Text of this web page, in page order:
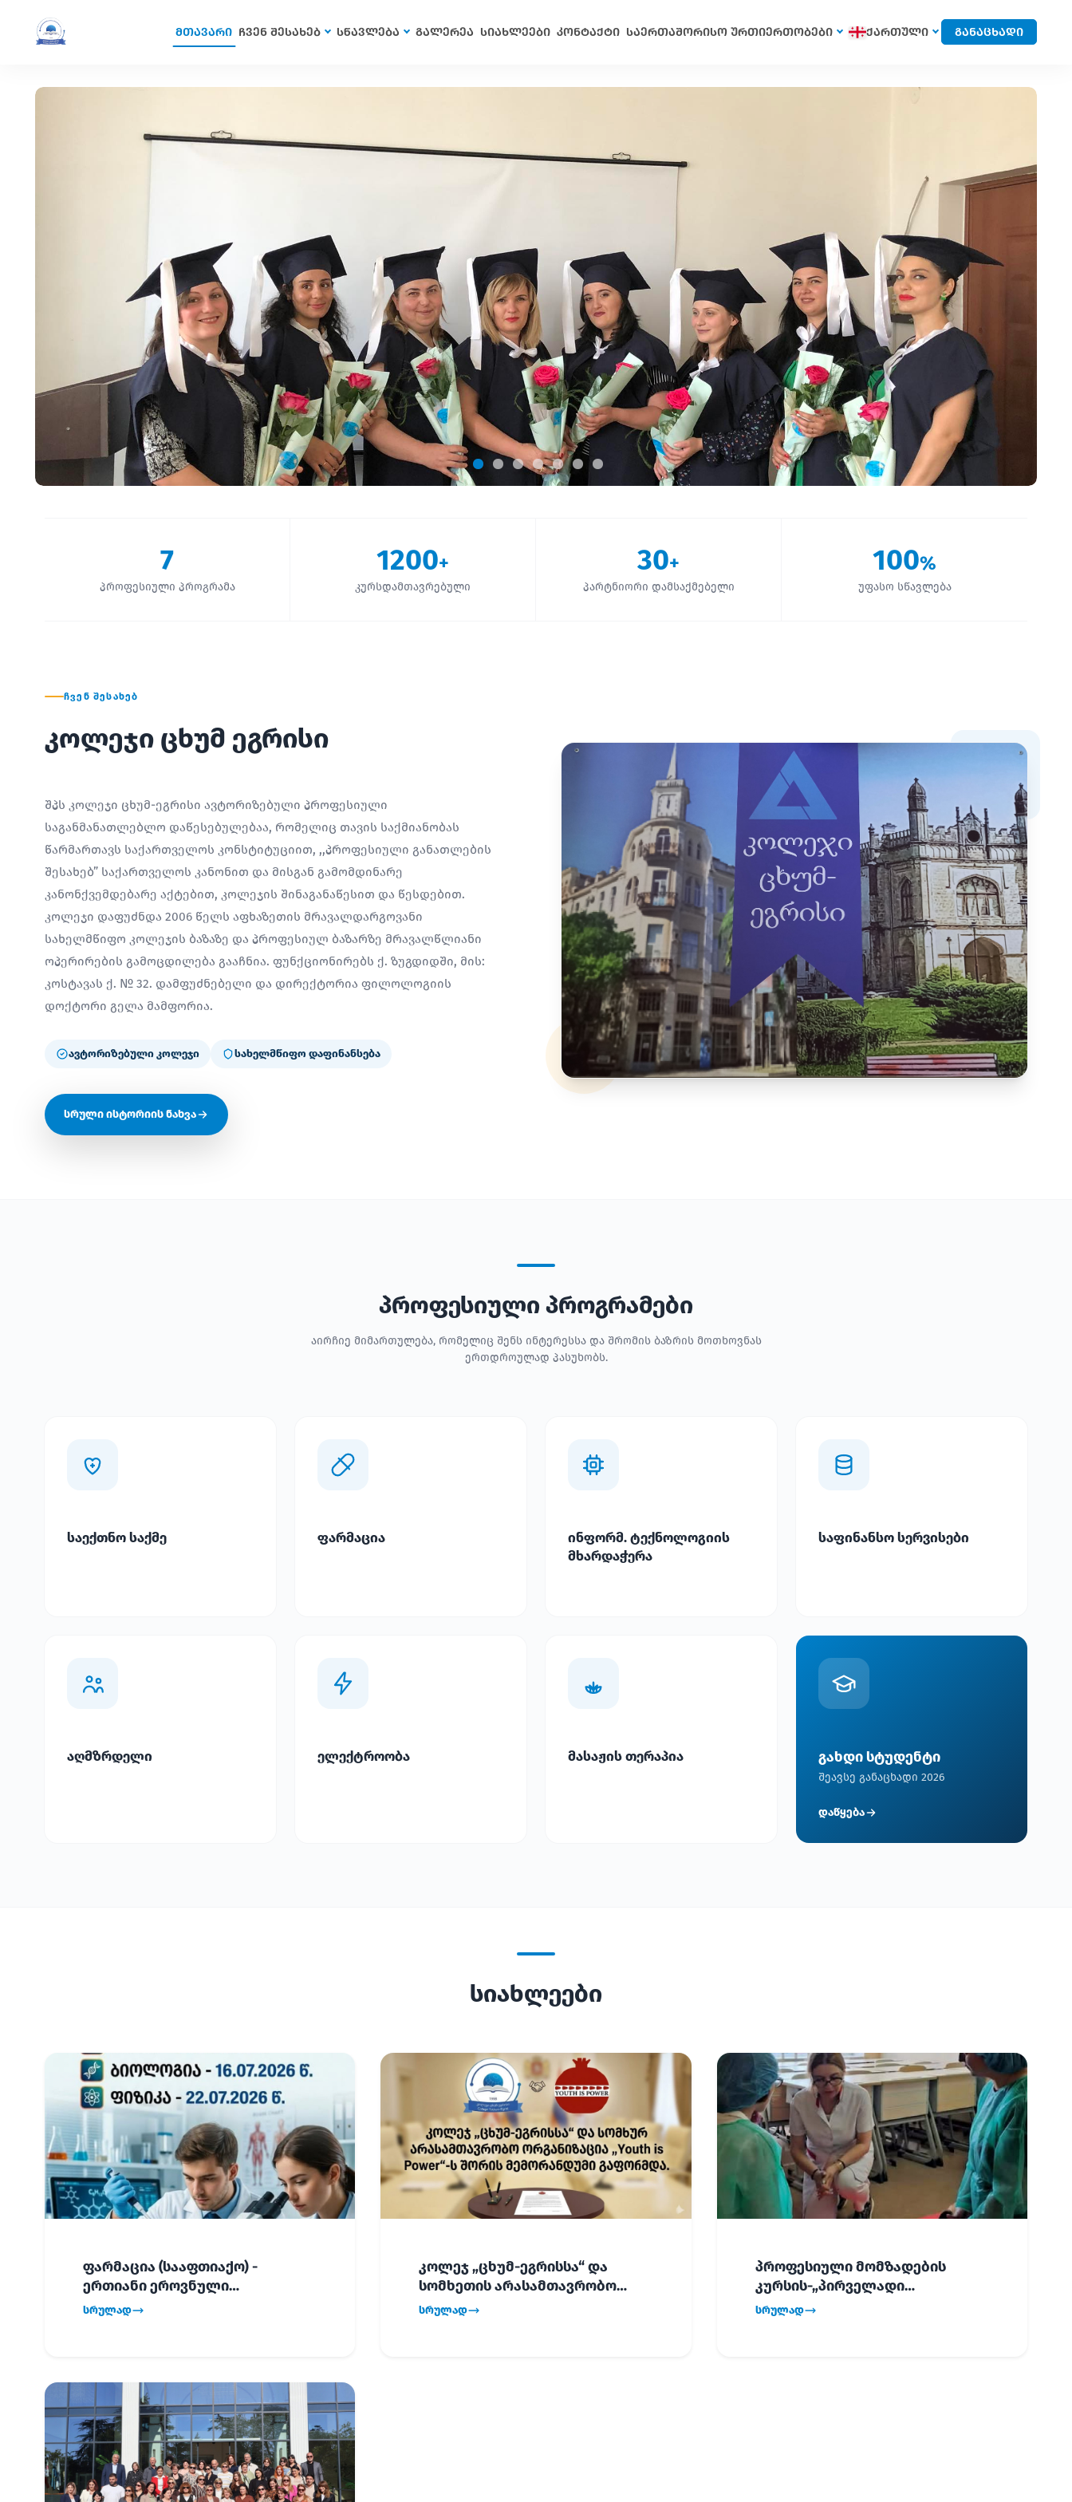
მთავარი ჩვენ შესახებ სწავლება გალერეა სიახლეები კონტაქტი საერთაშორისო ურთიერთობები ქართული განაცხადი
7
პროფესიული პროგრამა
1200+
კურსდამთავრებული
30+
პარტნიორი დამსაქმებელი
100%
უფასო სწავლება
ᲩᲕᲔᲜ ᲨᲔᲡᲐᲮᲔᲑ
კოლეჯი ცხუმ ეგრისი
შპს კოლეჯი ცხუმ-ეგრისი ავტორიზებული პროფესიული
საგანმანათლებლო დაწესებულებაა, რომელიც თავის საქმიანობას
წარმართავს საქართველოს კონსტიტუციით, ,,პროფესიული განათლების
შესახებ” საქართველოს კანონით და მისგან გამომდინარე
კანონქვემდებარე აქტებით, კოლეჯის შინაგანაწესით და წესდებით.
კოლეჯი დაფუძნდა 2006 წელს აფხაზეთის მრავალდარგოვანი
სახელმწიფო კოლეჯის ბაზაზე და პროფესიულ ბაზარზე მრავალწლიანი
ოპერირების გამოცდილება გააჩნია. ფუნქციონირებს ქ. ზუგდიდში, მის:
კოსტავას ქ. № 32. დამფუძნებელი და დირექტორია ფილოლოგიის
დოქტორი გელა მამფორია.
ავტორიზებული კოლეჯი სახელმწიფო დაფინანსება
სრული ისტორიის ნახვა
პროფესიული პროგრამები
აირჩიე მიმართულება, რომელიც შენს ინტერესსა და შრომის ბაზრის მოთხოვნას
ერთდროულად პასუხობს.
საექთნო საქმე ფარმაცია
ინფორმ. ტექნოლოგიის
მხარდაჭერა
საფინანსო სერვისები
აღმზრდელი ელექტროობა მასაჟის თერაპია გახდი სტუდენტი
შეავსე განაცხადი 2026
დაწყება
სიახლეები
ფარმაცია (სააფთიაქო) -
ერთიანი ეროვნული
გამოცდების განრიგი!
სრულად
კოლეჯ „ცხუმ-ეგრისსა“ და
სომხეთის არასამთავრობო
ორგანიზაცია „Youth is Power“-ს
სრულად
პროფესიული მომზადების
კურსის-„პირველადი
გადაუდებელი დახმარება“,
სრულად